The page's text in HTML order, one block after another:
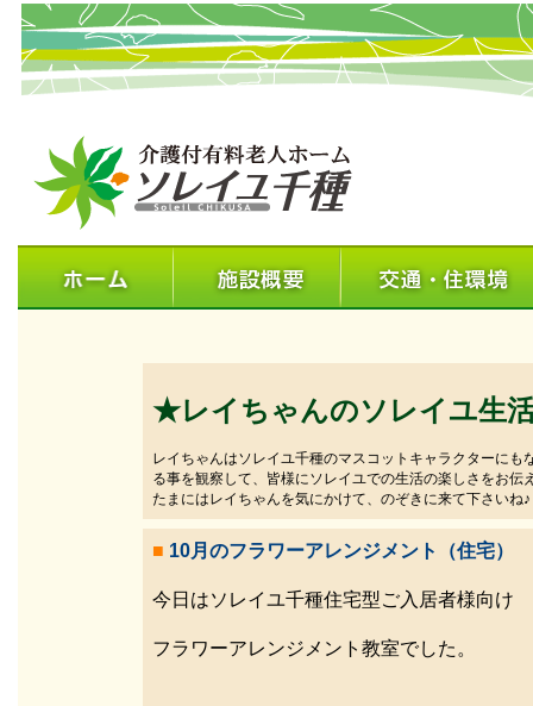
★レイちゃんのソレイユ生
レイちゃんはソレイユ千種のマスコットキャラクターに
る事を観察して、皆様にソレイユでの生活の楽しさをお伝
たまにはレイちゃんを気にかけて、のぞきに来て下さいね♪
■ 10月のフラワーアレンジメント（住宅）
今日はソレイユ千種住宅型ご入居者様向け
フラワーアレンジメント教室でした。